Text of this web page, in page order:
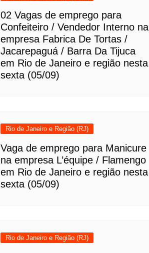
02 Vagas de emprego para
Confeiteiro / Vendedor Interno na
empresa Fabrica De Tortas /
Jacarepaguá / Barra Da Tijuca
em Rio de Janeiro e região nesta
sexta (05/09)
Rio de Janeiro e Região (RJ)
Vaga de emprego para Manicure
na empresa L’équipe / Flamengo
em Rio de Janeiro e região nesta
sexta (05/09)
Rio de Janeiro e Região (RJ)